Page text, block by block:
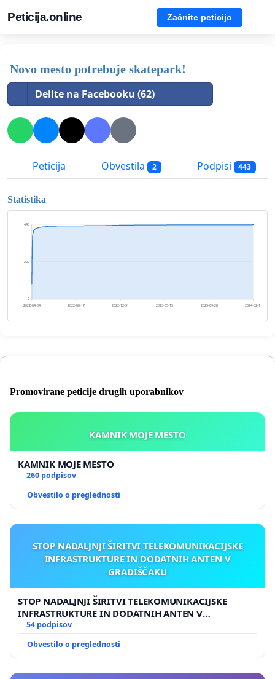
Peticija.online Začnite peticijo
Novo mesto potrebuje skatepark!
Delite na Facebooku (62)
Peticija Obvestila 2 Podpisi 443
Statistika
0
222
443
2022-04-04 2022-08-17 2022-12-31 2023-05-15 2023-09-28 2024-02-10
Promovirane peticije drugih uporabnikov
KAMNIK MOJE MESTO
KAMNIK MOJE MESTO
260 podpisov
Obvestilo o preglednosti
STOP NADALJNJI ŠIRITVI TELEKOMUNIKACIJSKE
INFRASTRUKTURE IN DODATNIH ANTEN V
GRADIŠČAKU
STOP NADALJNJI ŠIRITVI TELEKOMUNIKACIJSKE
INFRASTRUKTURE IN DODATNIH ANTEN V
GRADIŠČAKU
54 podpisov
Obvestilo o preglednosti